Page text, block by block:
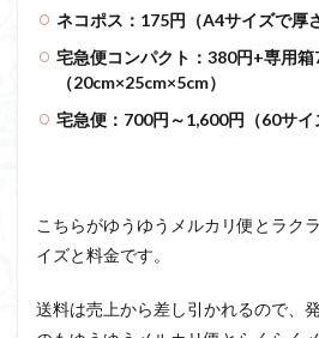
ネコポス：175円（A4サイズで厚
宅急便コンパクト：380円+専用箱
（20cm×25cm×5cm）
宅急便：700円～1,600円（60サイ
こちらがゆうゆうメルカリ便とラク
イズと料金です。
送料は売上から差し引かれるので、